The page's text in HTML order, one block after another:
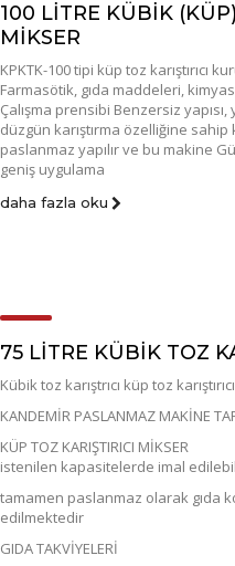
100 LİTRE KÜBİK
MİKSER
KPKTK-100 tipi küp toz karıştırıcı
Farmasötik, gıda maddeleri,
Çalışma prensibi Benzersiz
düzgün karıştırma özelliğine sahip
paslanmaz yapılır ve bu makine
geniş uygulama
daha fazla oku
75 LİTRE KÜBİK TOZ
Kübik toz karıştrıcı küp toz
KANDEMİR PASLANMAZ MAKİNE
KÜP TOZ KARIŞTIRICI MİKSER
istenilen kapasitelerde imal
tamamen paslanmaz olarak gıda
edilmektedir
GIDA TAKVİYELERİ